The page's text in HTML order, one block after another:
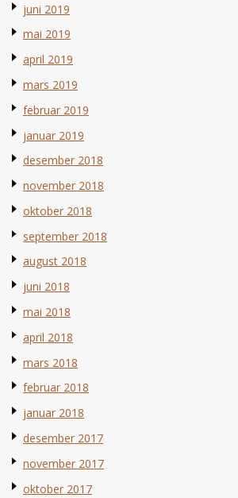
juni 2019
mai 2019
april 2019
mars 2019
februar 2019
januar 2019
desember 2018
november 2018
oktober 2018
september 2018
august 2018
juni 2018
mai 2018
april 2018
mars 2018
februar 2018
januar 2018
desember 2017
november 2017
oktober 2017